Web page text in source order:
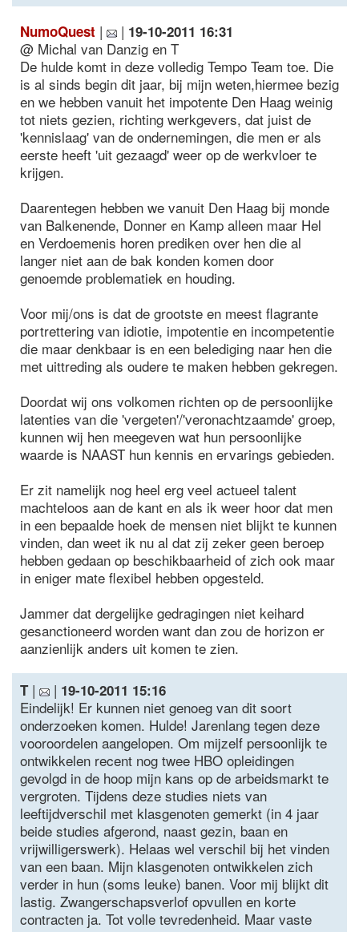
NumoQuest | | 19-10-2011 16:31
@ Michal van Danzig en T
De hulde komt in deze volledig Tempo Team toe. Die
is al sinds begin dit jaar, bij mijn weten,hiermee bezig
en we hebben vanuit het impotente Den Haag weinig
tot niets gezien, richting werkgevers, dat juist de
'kennislaag' van de ondernemingen, die men er als
eerste heeft 'uit gezaagd' weer op de werkvloer te
krijgen.
Daarentegen hebben we vanuit Den Haag bij monde
van Balkenende, Donner en Kamp alleen maar Hel
en Verdoemenis horen prediken over hen die al
langer niet aan de bak konden komen door
genoemde problematiek en houding.
Voor mij/ons is dat de grootste en meest flagrante
portrettering van idiotie, impotentie en incompetentie
die maar denkbaar is en een belediging naar hen die
met uittreding als oudere te maken hebben gekregen.
Doordat wij ons volkomen richten op de persoonlijke
latenties van die 'vergeten'/'veronachtzaamde' groep,
kunnen wij hen meegeven wat hun persoonlijke
waarde is NAAST hun kennis en ervarings gebieden.
Er zit namelijk nog heel erg veel actueel talent
machteloos aan de kant en als ik weer hoor dat men
in een bepaalde hoek de mensen niet blijkt te kunnen
vinden, dan weet ik nu al dat zij zeker geen beroep
hebben gedaan op beschikbaarheid of zich ook maar
in eniger mate flexibel hebben opgesteld.
Jammer dat dergelijke gedragingen niet keihard
gesanctioneerd worden want dan zou de horizon er
aanzienlijk anders uit komen te zien.
T| | 19-10-2011 15:16
Eindelijk! Er kunnen niet genoeg van dit soort
onderzoeken komen. Hulde! Jarenlang tegen deze
vooroordelen aangelopen. Om mijzelf persoonlijk te
ontwikkelen recent nog twee HBO opleidingen
gevolgd in de hoop mijn kans op de arbeidsmarkt te
vergroten. Tijdens deze studies niets van
leeftijdverschil met klasgenoten gemerkt (in 4 jaar
beide studies afgerond, naast gezin, baan en
vrijwilligerswerk). Helaas wel verschil bij het vinden
van een baan. Mijn klasgenoten ontwikkelen zich
verder in hun (soms leuke) banen. Voor mij blijkt dit
lastig. Zwangerschapsverlof opvullen en korte
contracten ja. Tot volle tevredenheid. Maar vaste